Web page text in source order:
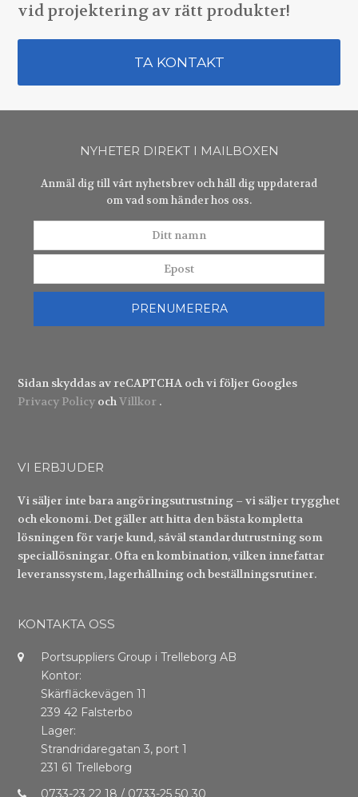
vid projektering av rätt produkter!
TA KONTAKT
NYHETER DIREKT I MAILBOXEN
Anmäl dig till vårt nyhetsbrev och håll dig uppdaterad
om vad som händer hos oss.
namn
PRENUMERERA
Sidan skyddas av reCAPTCHA och vi följer Googles
Privacy Policy ochVillkor .
VI ERBJUDER
Vi säljer inte bara angöringsutrustning – vi säljer trygghet
och ekonomi. Det gäller att hitta den bästa kompletta
lösningen för varje kund, såväl standardutrustning som
speciallösningar. Ofta en kombination, vilken innefattar
leveranssystem, lagerhållning och beställningsrutiner.
KONTAKTA OSS
Portsuppliers Group i Trelleborg AB
Kontor:
Skärfläckevägen 11
239 42 Falsterbo
Lager:
Strandridaregatan 3, port 1
231 61 Trelleborg
0733-23 22 18 / 0733-25 50 30